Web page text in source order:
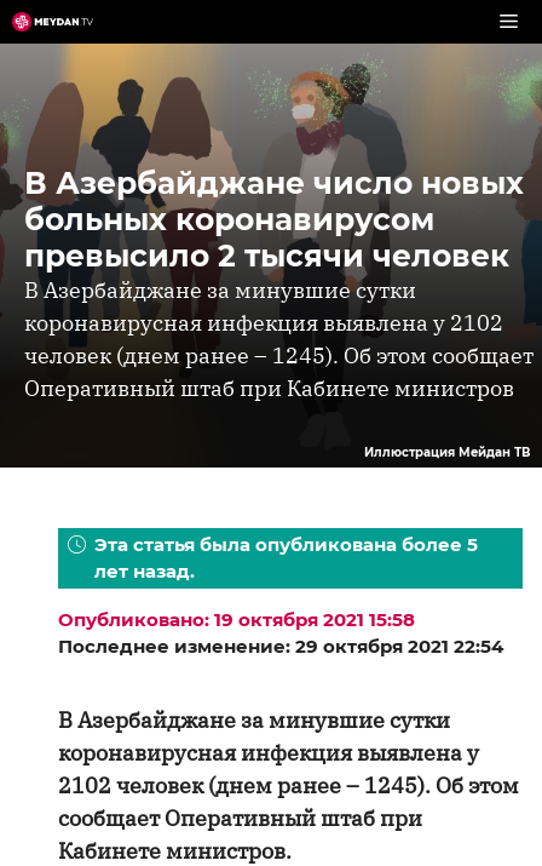
Перейти
к
содержимому
В Азербайджане число новых
больных коронавирусом
превысило 2 тысячи человек
В Азербайджане за минувшие сутки
коронавирусная инфекция выявлена у 2102
человек (днем ранее – 1245). Об этом сообщает
Оперативный штаб при Кабинете министров
Иллюстрация Мейдан ТВ
Эта статья была опубликована более 5
лет назад.
Опубликовано: 19 октября 2021 15:58
Последнее изменение: 29 октября 2021 22:54
В Азербайджане за минувшие сутки
коронавирусная инфекция выявлена у
2102 человек (днем ранее – 1245). Об этом
сообщает Оперативный штаб при
Кабинете министров.